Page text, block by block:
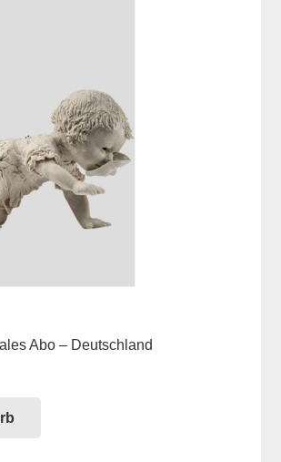
Abo – Deutschland